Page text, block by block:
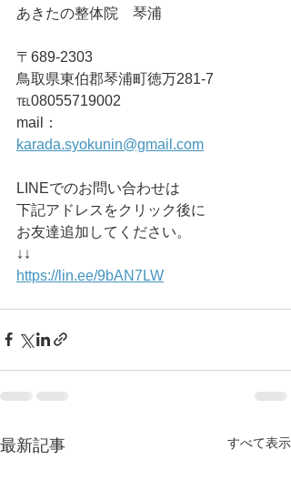
あきたの整体院　琴浦
〒689-2303
鳥取県東伯郡琴浦町徳万281-7
℡08055719002
mail：
karada.syokunin@gmail.com
LINEでのお問い合わせは
下記アドレスをクリック後に
お友達追加してください。
↓↓
https://lin.ee/9bAN7LW
最新記事 すべて表示